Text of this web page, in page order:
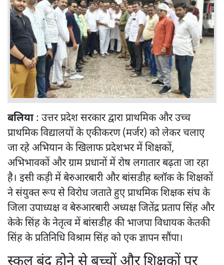
बलिया: उत्तर प्रदेश सरकार द्वारा प्राथमिक और उच्च
प्राथमिक विद्यालयों के एकीकरण (मर्जर) को लेकर चलाए
जा रहे अभियान के खिलाफ प्रदेशभर में शिक्षकों,
अभिभावकों और ग्राम प्रधानों में रोष लगातार बढ़ता जा रहा
है। इसी कड़ी में बेरुआरबारी और बांसडीह ब्लॉक के शिक्षकों
ने संयुक्त रूप से विरोध जताते हुए प्राथमिक शिक्षक संघ के
जिला उपाध्यक्ष व बेरुआरबारी अध्यक्ष जितेंद्र प्रताप सिंह और
केके सिंह के नेतृत्व में बांसडीह की भाजपा विधायक केतकी
सिंह के प्रतिनिधि विश्राम सिंह को एक ज्ञापन सौंपा।